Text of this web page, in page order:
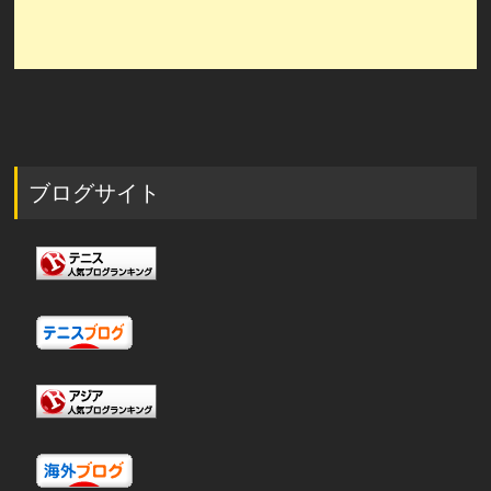
ブログサイト